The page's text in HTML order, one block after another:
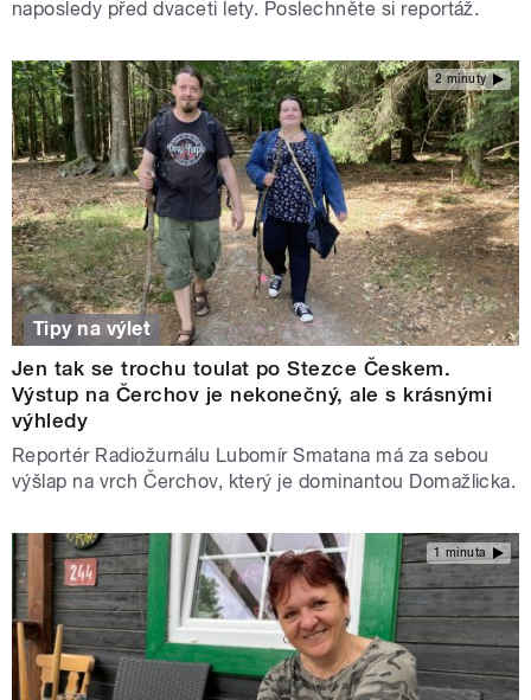
naposledy před dvaceti lety. Poslechněte si reportáž.
2 minuty
Tipy na výlet
Jen tak se trochu toulat po Stezce Českem.
Výstup na Čerchov je nekonečný, ale s krásnými
výhledy
Reportér Radiožurnálu Lubomír Smatana má za sebou
výšlap na vrch Čerchov, který je dominantou Domažlicka.
1 minuta